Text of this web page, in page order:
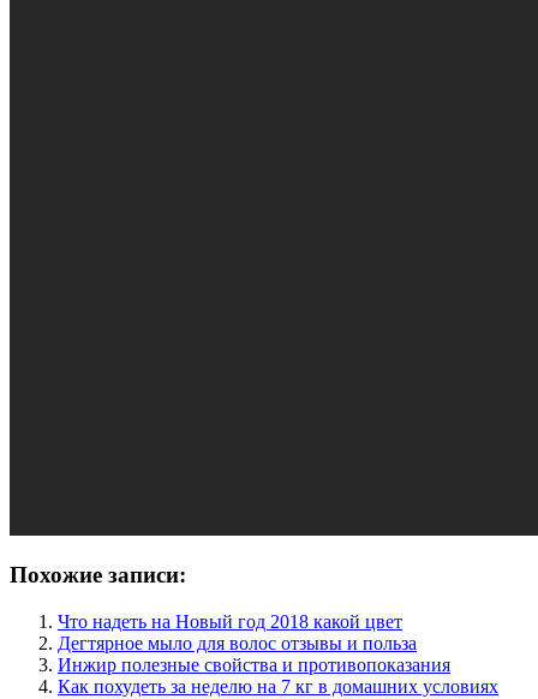
Похожие записи:
Что надеть на Новый год 2018 какой цвет
Дегтярное мыло для волос отзывы и польза
Инжир полезные свойства и противопоказания
Как похудеть за неделю на 7 кг в домашних условиях